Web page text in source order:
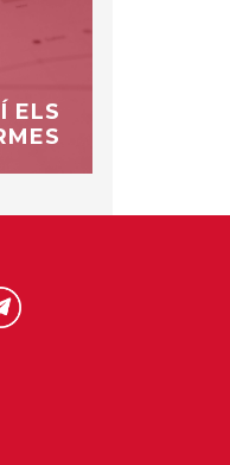
ELS